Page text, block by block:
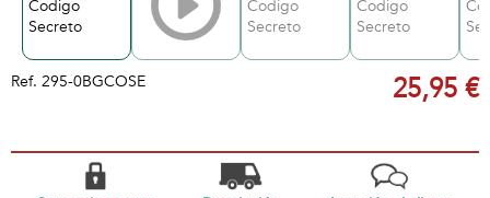
Ref. 295-0BGCOSE 25,95 €